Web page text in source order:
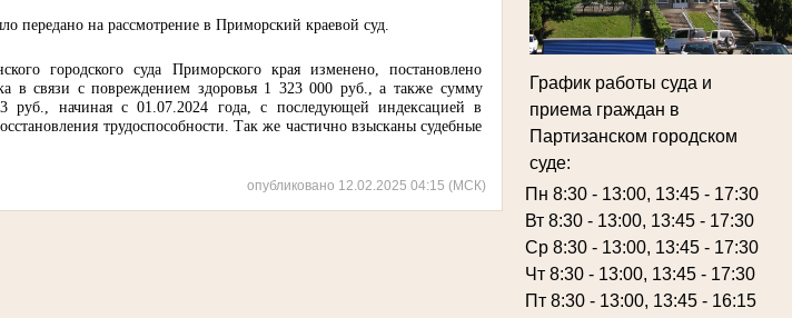
График работы суда и
приема граждан в
Партизанском городском
суде:
Пн 8:30 - 13:00, 13:45 - 17:30
Вт 8:30 - 13:00, 13:45 - 17:30
Ср 8:30 - 13:00, 13:45 - 17:30
Чт 8:30 - 13:00, 13:45 - 17:30
Пт 8:30 - 13:00, 13:45 - 16:15
передано на рассмотрение в Приморский краевой суд.
городского суда Приморского края изменено, постановлено
в связи с повреждением здоровья 1 323 000 руб., а также сумму
руб., начиная с 01.07.2024 года, с последующей индексацией в
трудоспособности. Так же частично взысканы судебные
опубликовано 12.02.2025 04:15 (МСК)